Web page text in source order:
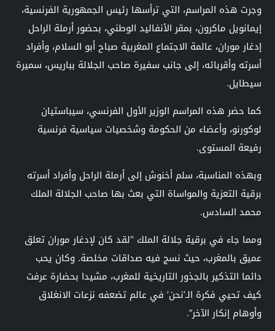
وجرت هذه المراسم، التي ترأسها رئيس الجمهورية الفرنسية،
إيمانويل ماكرون، بمقر الأنفاليد الوطني، بحضور أرملة الراحل
إدغار موران، عالمة الاجتماع المغربية صباح أبو السلام، وأفراد
أسرته وأقربائه، إلى جانب سفيرة صاحب الجلالة بباريس، سميرة
سيطايل.
كما حضر هذه المراسم الوزير الأول الفرنسي، سيباستيان
لوكورنو، وأعضاء من الحكومة وشخصيات سياسية فرنسية
رفيعة المستوى.
وبهذه المناسبة، سلم أخنوش إلى أرملة الراحل وأفراد أسرته
برقية التعزية والمواساة التي بعث بها صاحب الجلالة الملك
محمد السادس.
ومما جاء في برقية جلالة الملك “لقد كان لإدغار موران تعلق
عميق بالمغرب، حيث نسج فيه صداقات مخلصة. وكان يحب
دائما التذكير بالجذور التاريخية للمغرب، مشيدا بحضارة عرفت
كيف تحيي فكرة الـ’نحن’ في عالم تضعفه نزعات الانغلاق
وأوهام إنكار الآخر”.